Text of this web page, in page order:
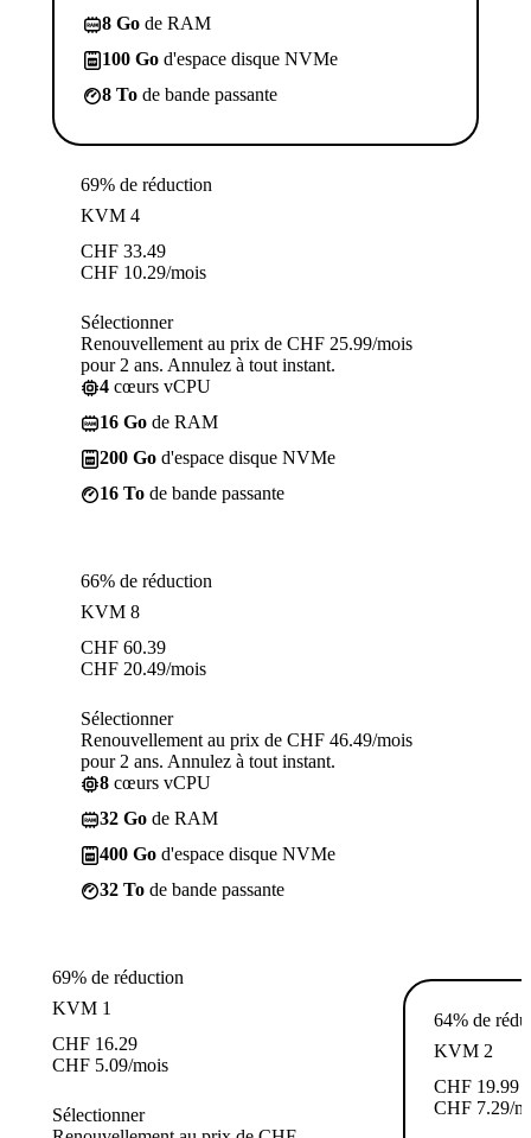
8 Go de RAM
100 Go d'espace disque NVMe
8 To de bande passante
69% de réduction
KVM 4
CHF 33.49
CHF 10.29/mois
Sélectionner
Renouvellement au prix de CHF 25.99/mois
pour 2 ans. Annulez à tout instant.
4 cœurs vCPU
16 Go de RAM
200 Go d'espace disque NVMe
16 To de bande passante
66% de réduction
KVM 8
CHF 60.39
CHF 20.49/mois
Sélectionner
Renouvellement au prix de CHF 46.49/mois
pour 2 ans. Annulez à tout instant.
8 cœurs vCPU
32 Go de RAM
400 Go d'espace disque NVMe
32 To de bande passante
69% de réduction
KVM 1
CHF 16.29
CHF 5.09/mois
Sélectionner
64% de
KVM 2
CHF 19.99
CHF 7.29/